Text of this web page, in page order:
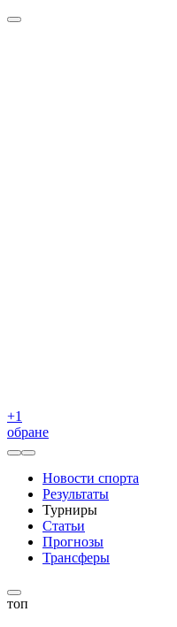
+1
обране
Новости спорта
Результаты
Турниры
Статьи
Прогнозы
Трансферы
топ